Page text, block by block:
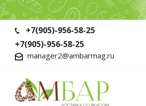
+7(905)-956-58-25
+7(905)-956-58-25
manager2@ambarmag.ru